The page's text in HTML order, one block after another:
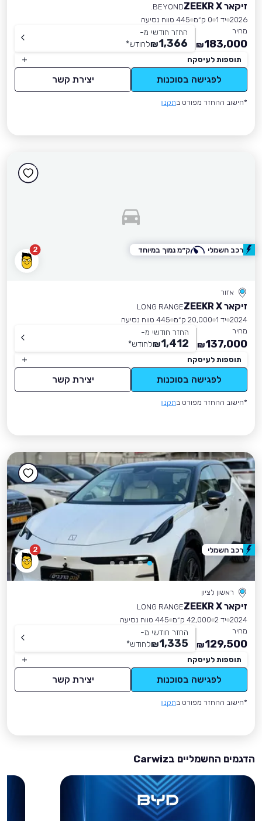
זיקאר ZEEKR X
BEYOND.
2026 יד 1 0 ק״מ
445 טווח נסיעה
מחיר
183,000
₪
החזר חודשי מ-
1,366
₪לחודש*
תוספות לעיסקה
לפגישה בסוכנות יצירת קשר
*חישוב ההחזר מפורט בתקנון
2
אזור
זיקאר ZEEKR X
LONG RANGE
2024 יד 1 20,000 ק״מ
445 טווח נסיעה
מחיר
137,000
₪
החזר חודשי מ-
1,412
₪לחודש*
תוספות לעיסקה
לפגישה בסוכנות יצירת קשר
*חישוב ההחזר מפורט בתקנון
רכב חשמלי ק״מ נמוך במיוחד
2
ראשון לציון
זיקאר ZEEKR X
LONG RANGE
2024 יד 2 42,000 ק״מ
445 טווח נסיעה
מחיר
129,500
₪
החזר חודשי מ-
1,335
₪לחודש*
תוספות לעיסקה
לפגישה בסוכנות יצירת קשר
*חישוב ההחזר מפורט בתקנון
רכב חשמלי
הדגמים החשמליים בCarwiz